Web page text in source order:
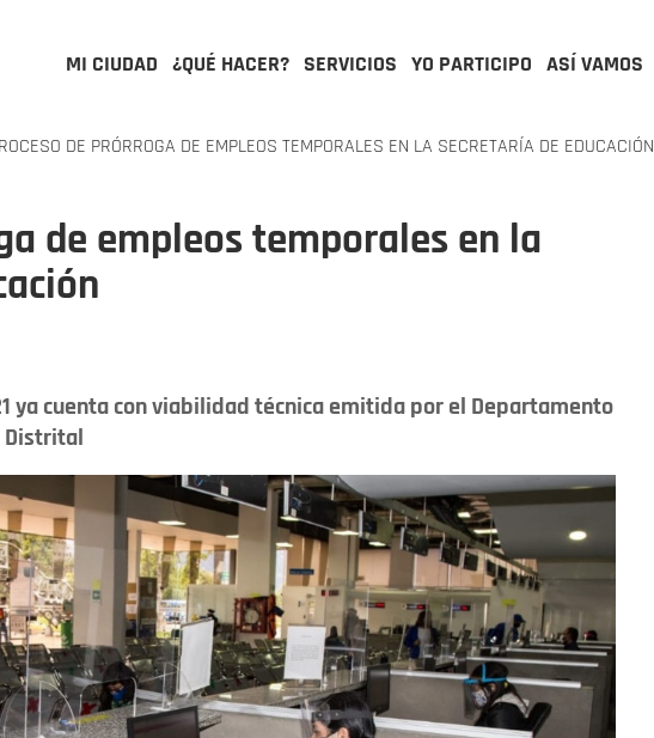
MI CIUDAD ¿QUÉ HACER? SERVICIOS YO PARTICIPO ASÍ VAMOS
DE PRÓRROGA DE EMPLEOS TEMPORALES EN LA SECRETARÍA DE EDUCACIÓN
de empleos temporales en la
ya cuenta con viabilidad técnica emitida por el Departamento
Distrital